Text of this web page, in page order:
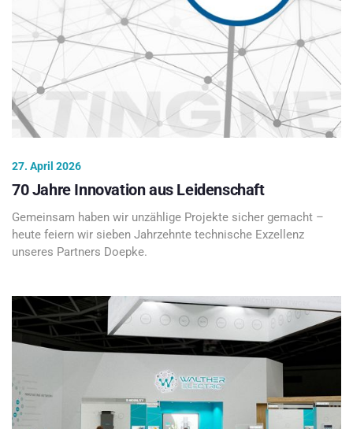
27. April 2026
70 Jahre Innovation aus Leidenschaft
Gemeinsam haben wir unzählige Projekte sicher gemacht –
heute feiern wir sieben Jahrzehnte technische Exzellenz
unseres Partners Doepke.